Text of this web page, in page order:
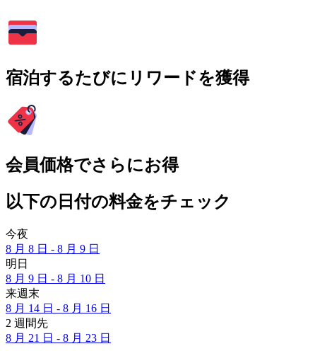
宿泊するたびにリワードを獲得
会員価格でさらにお得
以下の日付の料金をチェック
今夜
8 月 8 日 - 8 月 9 日
明日
8 月 9 日 - 8 月 10 日
来週末
8 月 14 日 - 8 月 16 日
2 週間先
8 月 21 日 - 8 月 23 日